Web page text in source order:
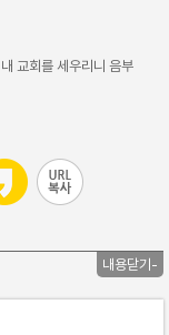
교회를 세우리니 음부
내용닫기-